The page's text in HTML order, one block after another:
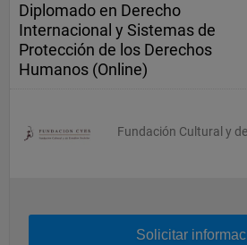
Diplomado en Derecho
Internacional y Sistemas de
Protección de los Derechos
Humanos (Online)
Fundación Cultural y
Solicitar